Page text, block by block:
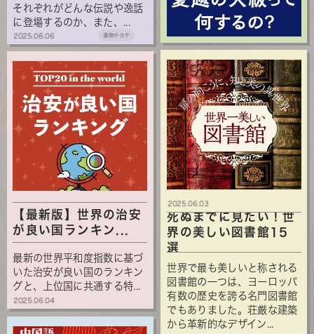
それぞれがどんな伝説や逸話
に登場するのか、また、...
2025.06.06 倭物やカヤ
【最新版】世界の治安
が良い国ランキン...
最新の世界平和度指数に基づ
いた治安が良い国のランキン
グと、上位国に共通する特...
2025.06.04
死ぬまでに見たい！世
界の美しい図書館15
選
世界で最も美しいと称される
図書館の一つは、ヨーロッパ
有数の歴史を誇る名門図書館
でもありました。荘厳な建築
から革新的なデザイン...
2025.06.03